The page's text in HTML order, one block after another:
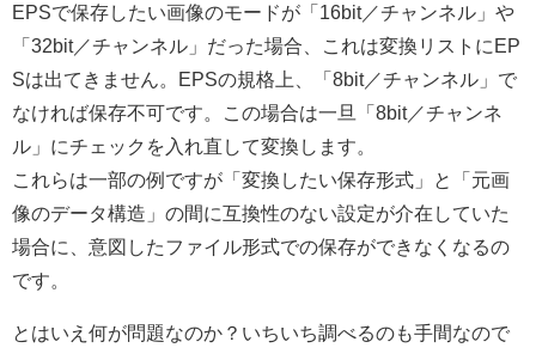
EPSで保存したい画像のモードが「16bit／チャンネル」や
「32bit／チャンネル」だった場合、これは変換リストにEP
Sは出てきません。EPSの規格上、「8bit／チャンネル」で
なければ保存不可です。この場合は一旦「8bit／チャンネ
ル」にチェックを入れ直して変換します。
これらは一部の例ですが「変換したい保存形式」と「元画
像のデータ構造」の間に互換性のない設定が介在していた
場合に、意図したファイル形式での保存ができなくなるの
です。
とはいえ何が問題なのか？いちいち調べるのも手間なので